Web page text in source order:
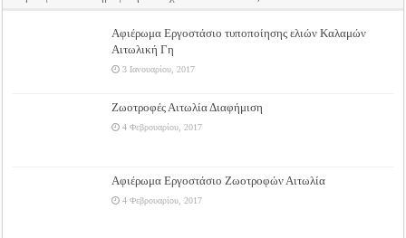
Αφιέρωμα Εργοστάσιο τυποποίησης ελιών Καλαμών
Αιτωλική Γη
3 Ιανουαρίου, 2017
Ζωοτροφές Αιτωλία Διαφήμιση
4 Φεβρουαρίου, 2017
Αφιέρωμα Εργοστάσιο Ζωοτροφών Αιτωλία
4 Φεβρουαρίου, 2017